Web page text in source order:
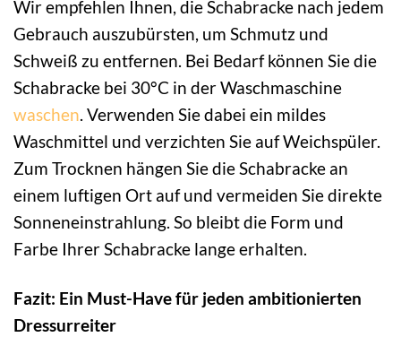
Wir empfehlen Ihnen, die Schabracke nach jedem
Gebrauch auszubürsten, um Schmutz und
Schweiß zu entfernen. Bei Bedarf können Sie die
Schabracke bei 30°C in der Waschmaschine
waschen. Verwenden Sie dabei ein mildes
Waschmittel und verzichten Sie auf Weichspüler.
Zum Trocknen hängen Sie die Schabracke an
einem luftigen Ort auf und vermeiden Sie direkte
Sonneneinstrahlung. So bleibt die Form und
Farbe Ihrer Schabracke lange erhalten.
Fazit: Ein Must-Have für jeden ambitionierten
Dressurreiter